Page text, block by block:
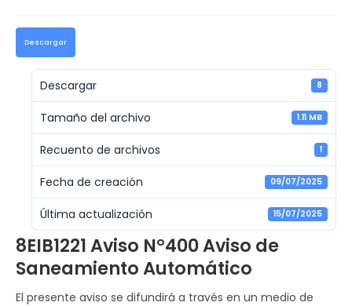
Descargar
Descargar 8
Tamaño del archivo 1.11 MB
Recuento de archivos 1
Fecha de creación 09/07/2025
Última actualización 15/07/2025
8EIB1221 Aviso N°400 Aviso de
Saneamiento Automático
El presente aviso se difundirá a través en un medio de